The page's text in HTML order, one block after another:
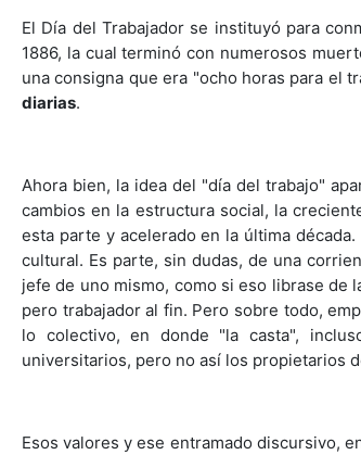
El Día del Trabajador se instituyó para
1886, la cual terminó con numerosos
una consigna que era "ocho horas para el
diarias.
Ahora bien, la idea del "día del trabajo"
cambios en la estructura social, la
esta parte y acelerado en la última
cultural. Es parte, sin dudas, de una
jefe de uno mismo, como si eso librase de
pero trabajador al fin. Pero sobre todo,
lo colectivo, en donde "la casta",
universitarios, pero no así los propietarios
Esos valores y ese entramado discursivo,